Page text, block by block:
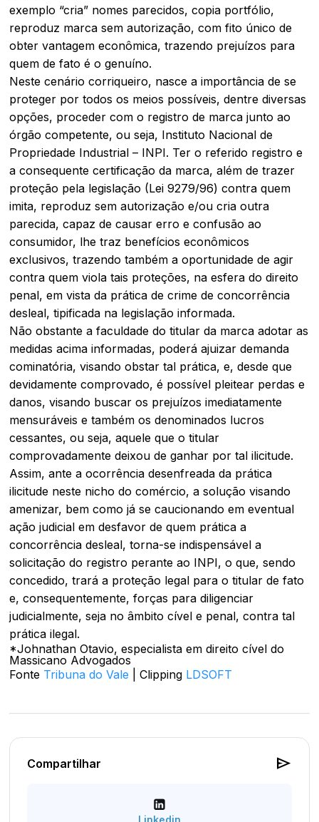
exemplo “cria” nomes parecidos, copia portfólio,
reproduz marca sem autorização, com fito único de
obter vantagem econômica, trazendo prejuízos para
quem de fato é o genuíno.
Neste cenário corriqueiro, nasce a importância de se
proteger por todos os meios possíveis, dentre diversas
opções, proceder com o registro de marca junto ao
órgão competente, ou seja, Instituto Nacional de
Propriedade Industrial – INPI. Ter o referido registro e
a consequente certificação da marca, além de trazer
proteção pela legislação (Lei 9279/96) contra quem
imita, reproduz sem autorização e/ou cria outra
parecida, capaz de causar erro e confusão ao
consumidor, lhe traz benefícios econômicos
exclusivos, trazendo também a oportunidade de agir
contra quem viola tais proteções, na esfera do direito
penal, em vista da prática de crime de concorrência
desleal, tipificada na legislação informada.
Não obstante a faculdade do titular da marca adotar as
medidas acima informadas, poderá ajuizar demanda
cominatória, visando obstar tal prática, e, desde que
devidamente comprovado, é possível pleitear perdas e
danos, visando buscar os prejuízos imediatamente
mensuráveis e também os denominados lucros
cessantes, ou seja, aquele que o titular
comprovadamente deixou de ganhar por tal ilicitude.
Assim, ante a ocorrência desenfreada da prática
ilicitude neste nicho do comércio, a solução visando
amenizar, bem como já se caucionando em eventual
ação judicial em desfavor de quem prática a
concorrência desleal, torna-se indispensável a
solicitação do registro perante ao INPI, o que, sendo
concedido, trará a proteção legal para o titular de fato
e, consequentemente, forças para diligenciar
judicialmente, seja no âmbito cível e penal, contra tal
prática ilegal.
*Johnathan Otavio, especialista em direito cível do
Massicano Advogados
Fonte Tribuna do Vale | Clipping LDSOFT
Compartilhar send
Linkedin